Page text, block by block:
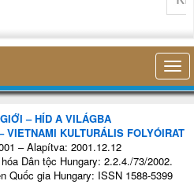
– HÍD A VILÁGBA
VIETNAMI KULTURÁLIS FOLYÓIRAT
– Alapítva: 2001.12.12
Dân tộc Hungary: 2.2.4./73/2002.
Quốc gia Hungary: ISSN 1588-5399